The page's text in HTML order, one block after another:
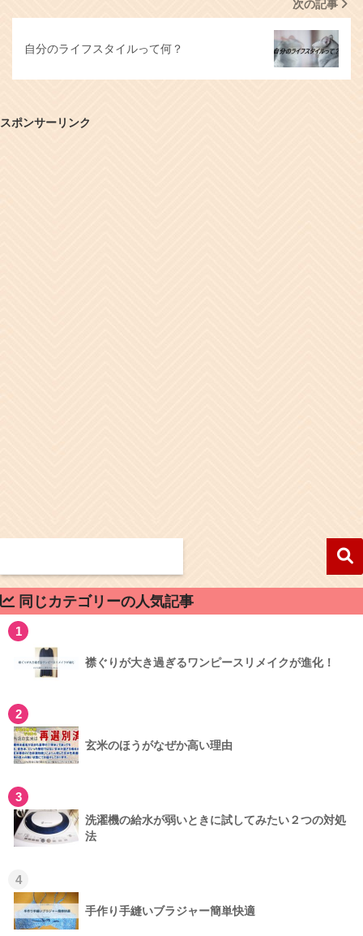
次の記事
自分のライフスタイルって何？
スポンサーリンク
同じカテゴリーの人気記事
1
襟ぐりが大き過ぎるワンピースリメイクが進化！
2
玄米のほうがなぜか高い理由
3
洗濯機の給水が弱いときに試してみたい２つの対処
法
4
手作り手縫いブラジャー簡単快適